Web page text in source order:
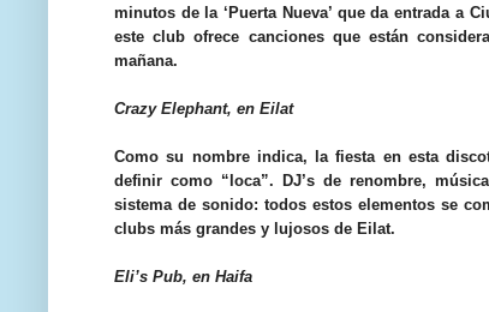
minutos de la ‘Puerta Nueva’ que da entrada a
este club ofrece canciones que están
mañana.
Crazy Elephant, en Eilat
Como su nombre indica, la fiesta en esta
definir como “loca”. DJ’s de renombre,
sistema de sonido: todos estos elementos se
clubs más grandes y lujosos de Eilat.
Eli’s Pub, en Haifa